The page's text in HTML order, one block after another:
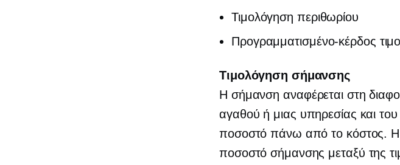
Τιμολόγηση περιθωρίου
Προγραμματισμένο-κέρδος
Τιμολόγηση σήμανσης
Η σήμανση αναφέρεται στη
αγαθού ή μιας υπηρεσίας και
ποσοστό πάνω από το κόστος. Η
ποσοστό σήμανσης μεταξύ της